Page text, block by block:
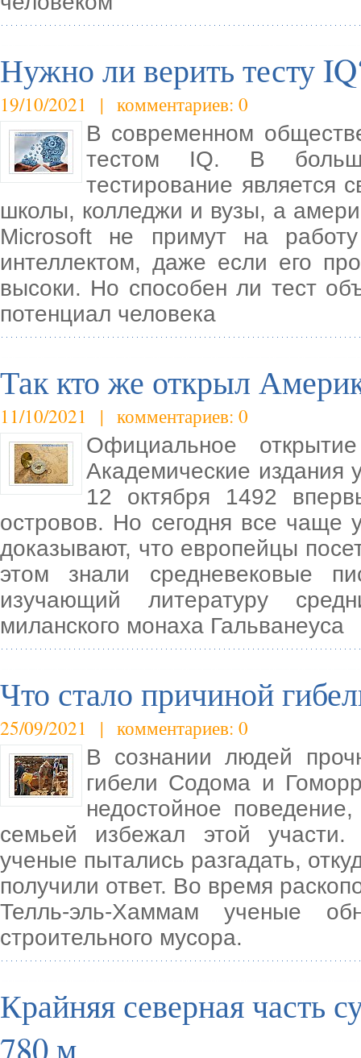
Нужно ли верить тесту
19/10/2021 | комментариев: 0
В современном
тестом IQ. В
тестирование является
школы, колледжи и вузы, а
Microsoft не примут на
интеллектом, даже если его
высоки. Но способен ли тест
потенциал человека
Так кто же открыл
11/10/2021 | комментариев: 0
Официальное
Академические издания
12 октября 1492
островов. Но сегодня все чаще
доказывают, что европейцы
этом знали средневековые
изучающий литературу
миланского монаха Гальванеуса
Что стало причиной
25/09/2021 | комментариев: 0
В сознании людей
гибели Содома и
недостойное
семьей избежал этой участи.
ученые пытались разгадать,
получили ответ. Во время
Телль-эль-Хаммам ученые
строительного мусора.
Крайняя северная часть
780 м